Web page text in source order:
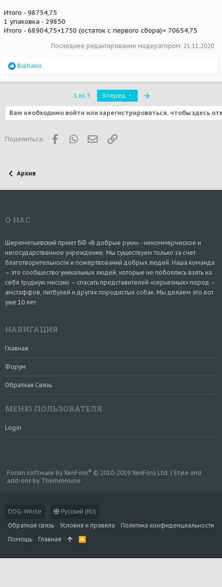
Итого - 98754,75
1 упаковка - 29850
Итого - 68904,75+1750 (остаток с первого сбора)= 70654,75
Последнее редактирование модератором: 21.11.2020
R
a
i
o
n
Bulbano
1 из 5 Вперед
Вам необходимо войти или зарегистрироваться, чтобы здесь
Поделиться: FacebookWhatsAppЭлектронная почта
Ссылка
Архив
О НАС
Шереметьевский приют БФ «В добрые руки» - некоммерческое и
негосударственное учреждение. Мы существуем только за счет
благотворительности и пожертвований добрых людей. Наша команда
– это сообщество уникальных людей, которые не побоялись взять на
себя трудную миссию – спасать представителей «серьезных» пород –
амстаффов, питбулей и других породистых собак. Мы делаем это вот
уже 10 лет.
НАВИГАЦИЯ
Главная
Форум
Обратная Связь
МЕНЮ ПОЛЬЗОВАТЕЛЯ
Login
DOG-White
Русский (RU)
Обратная связь
Условия и правила
Политика конфиденциальности
Помощь
Главная
R
Forum software by XenForo® © 2010-2019 XenForo Ltd. | Style and
add-ons by ThemeHouse